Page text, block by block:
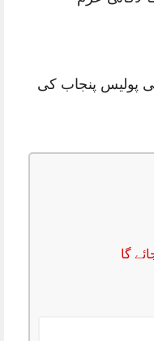
پولیس پنجاب کی
گا